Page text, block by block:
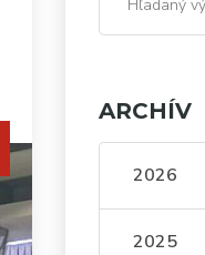
ARCHÍV
2026
2025